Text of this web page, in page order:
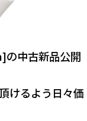
の中古新品公開
けるよう日々価